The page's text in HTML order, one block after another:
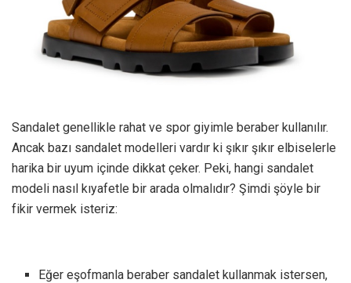
Sandalet genellikle rahat ve spor giyimle beraber kullanılır.
Ancak bazı sandalet modelleri vardır ki şıkır şıkır elbiselerle
harika bir uyum içinde dikkat çeker. Peki, hangi sandalet
modeli nasıl kıyafetle bir arada olmalıdır? Şimdi şöyle bir
fikir vermek isteriz:
Eğer eşofmanla beraber sandalet kullanmak istersen,